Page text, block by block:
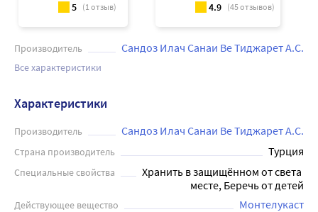
5 (1отзыв)
4.9 (45отзывов)
Производитель Сандоз Илач Санаи Ве Тиджарет А.С.
Все характеристики
Характеристики
Производитель Сандоз Илач Санаи Ве Тиджарет А.С.
Страна производитель Турция
Специальные свойства
Хранить в защищённом от света
месте, Беречь от детей
Действующее вещество Монтелукаст